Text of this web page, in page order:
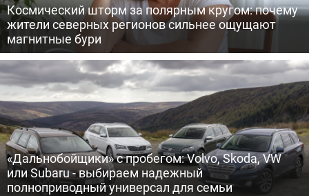
Космический шторм за полярным кругом: почему
жители северных регионов сильнее ощущают
магнитные бури
«Дальнобойщики» с пробегом: Volvo, Skoda, VW
или Subaru - выбираем надежный
полноприводный универсал для семьи